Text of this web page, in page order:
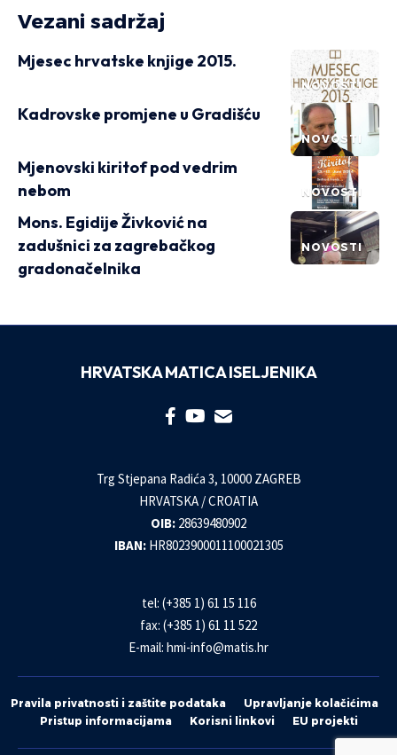
Vezani sadržaj
NOVOSTI
Mjesec hrvatske knjige 2015.
NOVOSTI
Kadrovske promjene u Gradišću
NOVOSTI
Mjenovski kiritof pod vedrim
nebom
NOVOSTI
Mons. Egidije Živković na
zadušnici za zagrebačkog
gradonačelnika
HRVATSKA MATICA ISELJENIKA
Trg Stjepana Radića 3, 10000 ZAGREB
HRVATSKA / CROATIA
OIB: 28639480902
IBAN: HR8023900011100021305
tel: (+385 1) 61 15 116
fax: (+385 1) 61 11 522
E-mail: hmi-info@matis.hr
Pravila privatnosti i zaštite podataka
Upravljanje kolačićima
Pristup informacijama
Korisni linkovi EU projekti